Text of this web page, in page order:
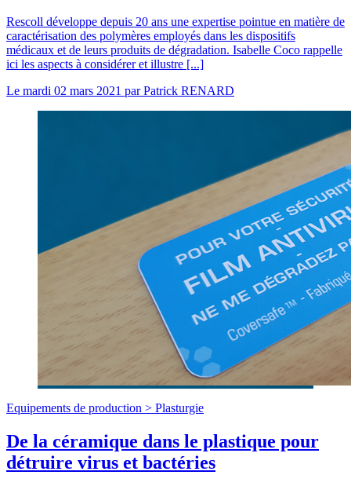
Rescoll développe depuis 20 ans une expertise pointue en matière de
caractérisation des polymères employés dans les dispositifs
médicaux et de leurs produits de dégradation. Isabelle Coco rappelle
ici les aspects à considérer et illustre [...]
Le mardi 02 mars 2021 parPatrick RENARD
Equipements de production > Plasturgie
De la céramique dans le plastique pour
détruire virus et bactéries